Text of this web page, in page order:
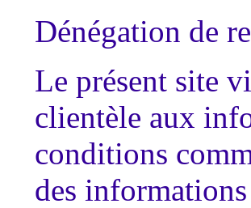
Dénégation de
Le présent site
clientèle aux
conditions
des